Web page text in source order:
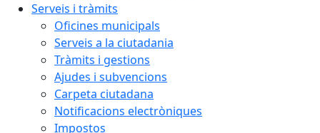
Serveis i tràmits
Oficines municipals
Serveis a la ciutadania
Tràmits i gestions
Ajudes i subvencions
Carpeta ciutadana
Notificacions electròniques
Impostos